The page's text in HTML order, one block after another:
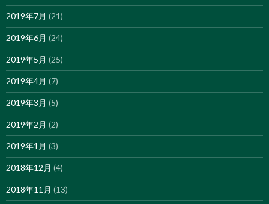
2019年7月 (21)
2019年6月 (24)
2019年5月 (25)
2019年4月 (7)
2019年3月 (5)
2019年2月 (2)
2019年1月 (3)
2018年12月 (4)
2018年11月 (13)